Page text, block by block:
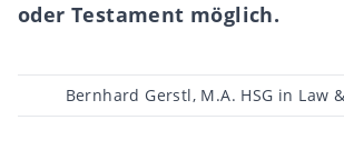
oder Testament möglich.
Beitragsautor
Bernhard Gerstl, M.A. HSG in Law